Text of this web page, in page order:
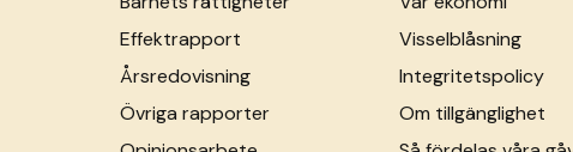
Effektrapport
Årsredovisning
Övriga rapporter
Visselblåsning
Integritetspolicy
Om tillgänglighet